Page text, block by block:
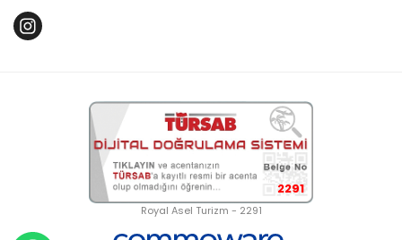
2291
Royal Asel Turizm - 2291